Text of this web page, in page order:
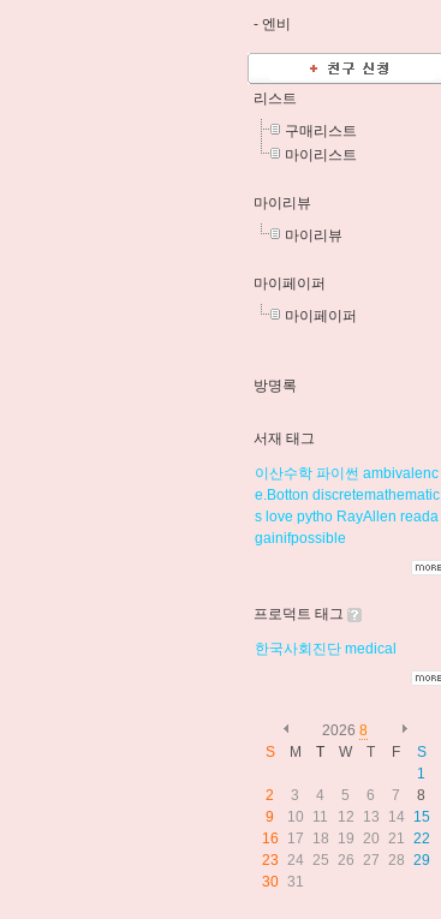
- 엔비
리스트
구매리스트
마이리스트
마이리뷰
마이리뷰
마이페이퍼
마이페이퍼
방명록
서재 태그
이산수학 파이썬 ambivalenc
e.Botton discretemathematic
s love pytho RayAllen reada
gainifpossible
프로덕트 태그
한국사회진단 medical
2026 8
S
M T W T F
S
1
2
3 4 5 6 7
8
9
10 11 12 13 14
15
16
17 18 19 20 21 22
23 24 25 26 27 28 29
30 31